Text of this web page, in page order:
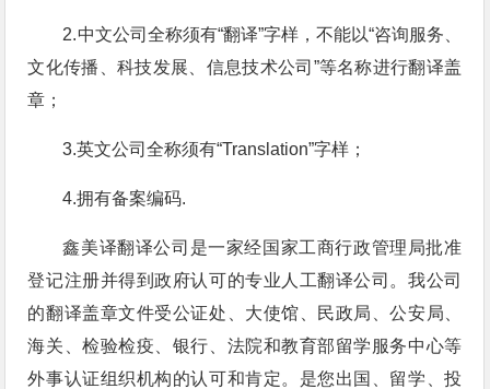
2.中文公司全称须有“翻译”字样，不能以“咨询服务、
文化传播、科技发展、信息技术公司”等名称进行翻译盖
章；
3.英文公司全称须有“Translation”字样；
4.拥有备案编码.
鑫美译翻译公司是一家经国家工商行政管理局批准
登记注册并得到政府认可的专业人工翻译公司。我公司
的翻译盖章文件受公证处、大使馆、民政局、公安局、
海关、检验检疫、银行、法院和教育部留学服务中心等
外事认证组织机构的认可和肯定。是您出国、留学、投